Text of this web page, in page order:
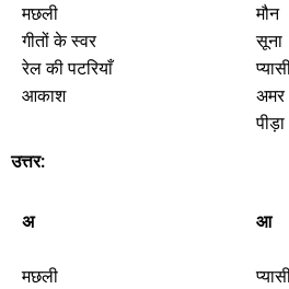
मछली
गीतों के स्‍वर
रेल की पटरियाँ
आकाश
मौन
सूना
अमर
पीड़ा
उत्तर:
अ
मछली
आ